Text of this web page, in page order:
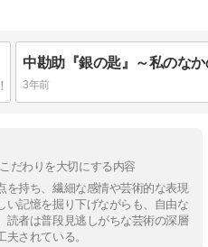
3年前
だわりを大切にする内容
を持ち、繊細な感情や芸術的な表現
い記憶を掘り下げながらも、自由な
読者は普段見逃しがちな芸術の深層
されている。